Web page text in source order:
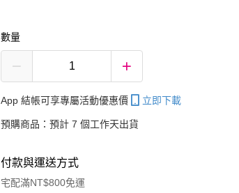
數量
App 結帳可享專屬活動優惠價 立即下載
預購商品：預計 7 個工作天出貨
付款與運送方式
宅配滿NT$800免運